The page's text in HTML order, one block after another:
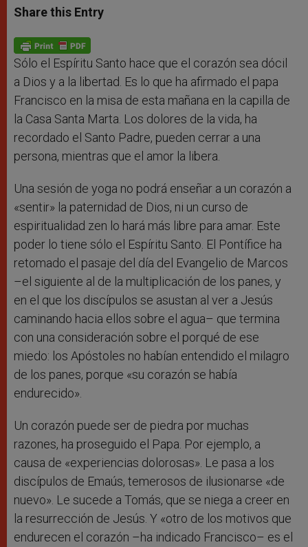
t
s
p
p
s
e
g
e
r
e
b
o
k
Share this Entry
Sólo el Espíritu Santo hace que el corazón sea dócil
a Dios y a la libertad. Es lo que ha afirmado el papa
Francisco en la misa de esta mañana en la capilla de
la Casa Santa Marta. Los dolores de la vida, ha
recordado el Santo Padre, pueden cerrar a una
persona, mientras que el amor la libera.
Una sesión de yoga no podrá enseñar a un corazón a
«sentir» la paternidad de Dios, ni un curso de
espiritualidad zen lo hará más libre para amar. Este
poder lo tiene sólo el Espíritu Santo. El Pontífice ha
retomado el pasaje del día del Evangelio de Marcos
–el siguiente al de la multiplicación de los panes, y
en el que los discípulos se asustan al ver a Jesús
caminando hacia ellos sobre el agua– que termina
con una consideración sobre el porqué de ese
miedo: los Apóstoles no habían entendido el milagro
de los panes, porque «su corazón se había
endurecido».
Un corazón puede ser de piedra por muchas
razones, ha proseguido el Papa. Por ejemplo, a
causa de «experiencias dolorosas». Le pasa a los
discípulos de Emaús, temerosos de ilusionarse «de
nuevo». Le sucede a Tomás, que se niega a creer en
la resurrección de Jesús. Y «otro de los motivos que
endurecen el corazón –ha indicado Francisco– es el